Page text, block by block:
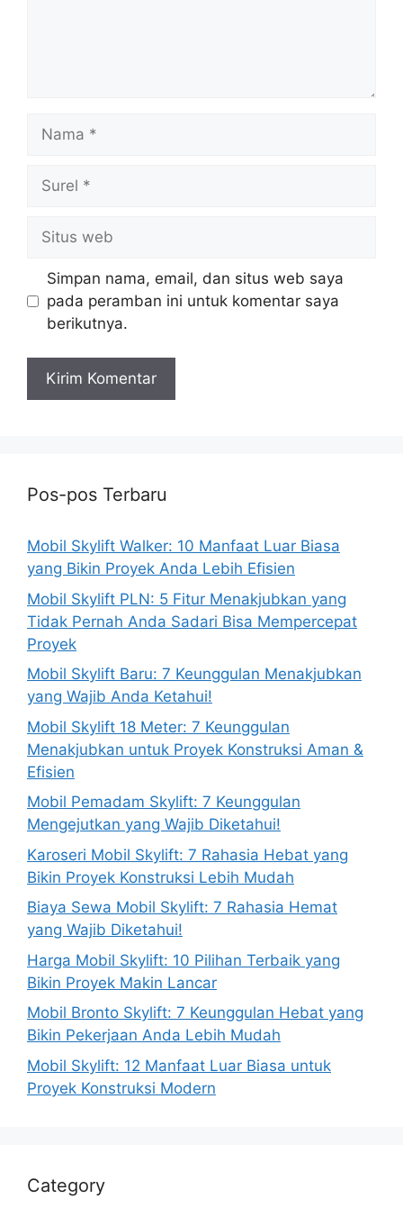
web
Simpan nama, email, dan situs web saya
pada peramban ini untuk komentar saya
berikutnya.
Pos-pos Terbaru
Mobil Skylift Walker: 10 Manfaat Luar Biasa
yang Bikin Proyek Anda Lebih Efisien
Mobil Skylift PLN: 5 Fitur Menakjubkan yang
Tidak Pernah Anda Sadari Bisa Mempercepat
Proyek
Mobil Skylift Baru: 7 Keunggulan Menakjubkan
yang Wajib Anda Ketahui!
Mobil Skylift 18 Meter: 7 Keunggulan
Menakjubkan untuk Proyek Konstruksi Aman &
Efisien
Mobil Pemadam Skylift: 7 Keunggulan
Mengejutkan yang Wajib Diketahui!
Karoseri Mobil Skylift: 7 Rahasia Hebat yang
Bikin Proyek Konstruksi Lebih Mudah
Biaya Sewa Mobil Skylift: 7 Rahasia Hemat
yang Wajib Diketahui!
Harga Mobil Skylift: 10 Pilihan Terbaik yang
Bikin Proyek Makin Lancar
Mobil Bronto Skylift: 7 Keunggulan Hebat yang
Bikin Pekerjaan Anda Lebih Mudah
Mobil Skylift: 12 Manfaat Luar Biasa untuk
Proyek Konstruksi Modern
Category